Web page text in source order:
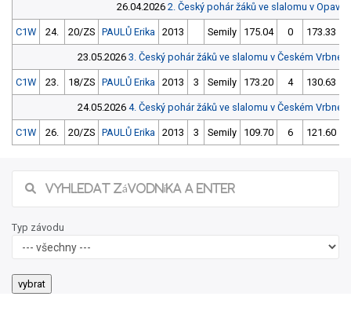
26.04.2026 2. Český pohár žáků ve slalomu v Opavě
C1W 24. 20/ZS PAULŮ Erika 2013 Semily 175.04 0 173.33
23.05.2026 3. Český pohár žáků ve slalomu v Českém Vrbném
C1W 23. 18/ZS PAULŮ Erika 2013 3 Semily 173.20 4 130.63
24.05.2026 4. Český pohár žáků ve slalomu v Českém Vrbném
C1W 26. 20/ZS PAULŮ Erika 2013 3 Semily 109.70 6 121.60
Typ závodu